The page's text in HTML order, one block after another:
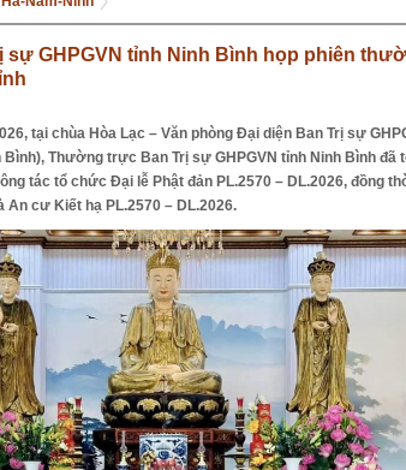
GHPGVN tỉnh Ninh Bình họp phiên
tại chùa Hòa Lạc – Văn phòng Đại diện Ban Trị sự
Thường trực Ban Trị sự GHPGVN tỉnh Ninh Bình đã
tác tổ chức Đại lễ Phật đản PL.2570 – DL.2026, đồng
cư Kiết hạ PL.2570 – DL.2026.